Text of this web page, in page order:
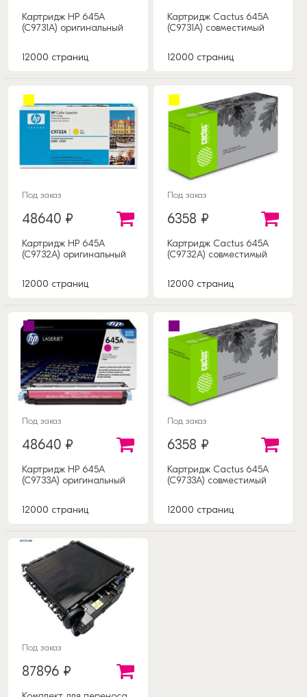
Картридж HP 645A
(C9731A) оригинальный
12000 страниц
Картридж Cactus 645A
(C9731A) совместимый
12000 страниц
Под заказ
48640 ₽
Картридж HP 645A
(C9732A) оригинальный
12000 страниц
Под заказ
6358 ₽
Картридж Cactus 645A
(C9732A) совместимый
12000 страниц
Под заказ
48640 ₽
Картридж HP 645A
(C9733A) оригинальный
12000 страниц
Под заказ
6358 ₽
Картридж Cactus 645A
(C9733A) совместимый
12000 страниц
Под заказ
87896 ₽